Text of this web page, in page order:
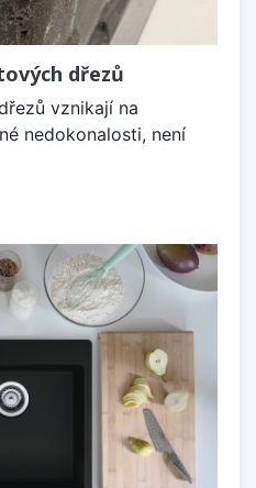
dřezů
vznikají na
nedokonalosti, není